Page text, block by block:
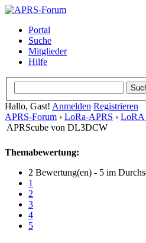
Portal
Suche
Mitglieder
Hilfe
Hallo, Gast! Anmelden Registrieren
APRS-Forum › LoRa-APRS › LoRA
APRScube von DL3DCW
Themabewertung:
2 Bewertung(en) - 5 im
1
2
3
4
5